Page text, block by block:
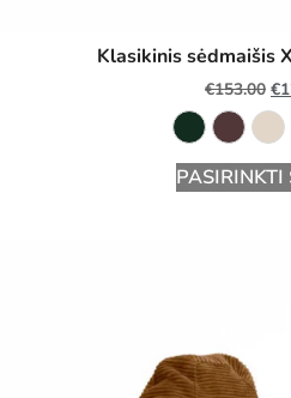
Klasikinis sėdmaišis
€153.00 €
PASIRINKTI